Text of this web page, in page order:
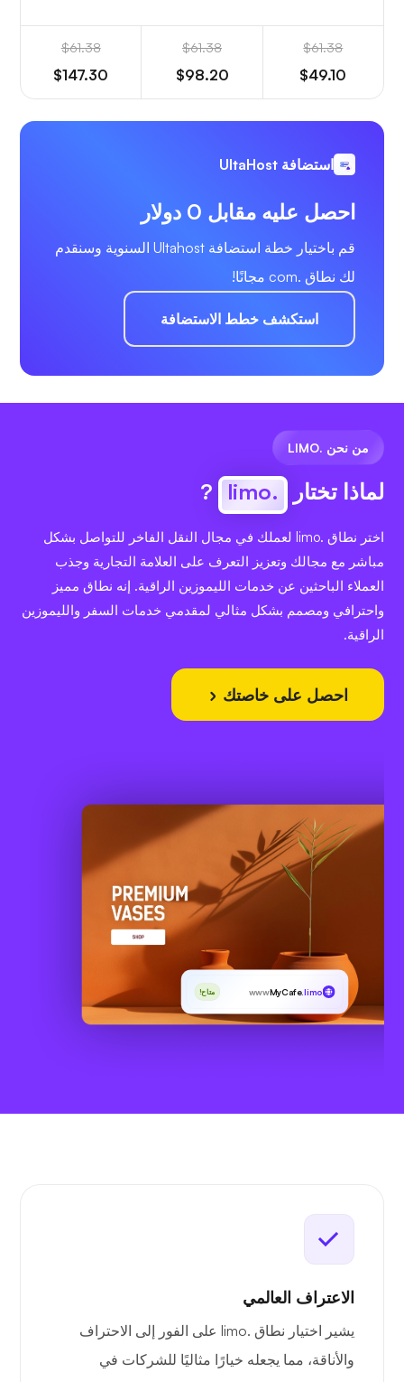
$61.38
$49.10
$61.38
$98.20
$61.38
$147.30
استضافة UltaHost
احصل عليه مقابل 0 دولار
قم باختيار خطة استضافة Ultahost السنوية وسنقدم
لك نطاق .com مجانًا!
استكشف خطط الاستضافة
من نحن .LIMO
لماذا تختار .limo
?
اختر نطاق .limo لعملك في مجال النقل الفاخر للتواصل بشكل
مباشر مع مجالك وتعزيز التعرف على العلامة التجارية وجذب
العملاء الباحثين عن خدمات الليموزين الراقية. إنه نطاق مميز
واحترافي ومصمم بشكل مثالي لمقدمي خدمات السفر والليموزين
الراقية.
احصل على خاصتك
wwwMyCafe.limo متاح!
الاعتراف العالمي
يشير اختيار نطاق .limo على الفور إلى الاحتراف
والأناقة، مما يجعله خيارًا مثاليًا للشركات في